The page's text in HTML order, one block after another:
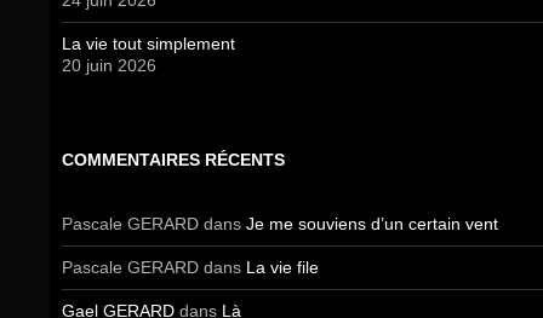
La vie tout simplement
20 juin 2026
COMMENTAIRES RÉCENTS
Pascale GERARD dans Je me souviens d’un certain vent
Pascale GERARD dans La vie file
Gael GERARD dans Là